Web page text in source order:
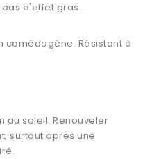
d'effet gras.
comédogène. Résistant à
au soleil. Renouveler
surtout après une